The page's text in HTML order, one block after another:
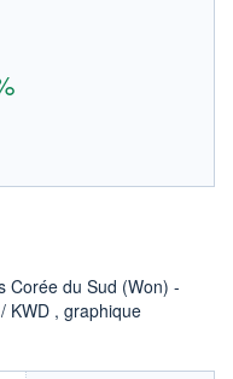
0,00022
Corée du Sud (Won) -
KWD , graphique